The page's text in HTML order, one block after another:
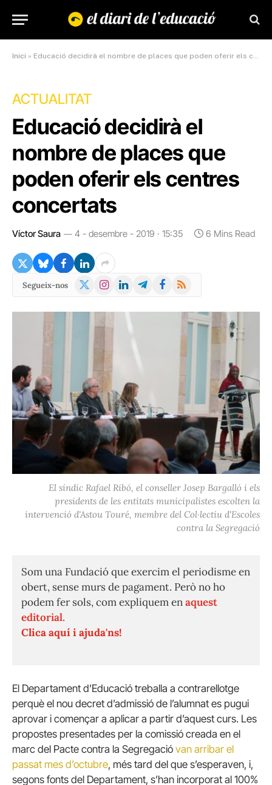
Inici » Educació decidirà el nombre de places que poden oferir els centres concertats
ACTUALITAT
Educació decidirà el
nombre de places que
poden oferir els centres
concertats
Víctor Saura 4 - desembre - 2019 · 15:35 6 Mins Read
Segueix-nos
X
Instagram
LinkedInTelegramFacebook
RSS
El síndic Rafael Ribó, el conseller Josep Bargalló i els
presidents de les entitats municipalistes escolten la
intervenció d'Astou Touré, membre del Col·lectiu d'Escoles
contra la Segregació
Som una Fundació que exercim el periodisme en
obert, sense murs de pagament. Però no ho
podem fer sols, com expliquem enaquest
editorial.
Clica aquí i ajuda'ns!
El Departament d’Educació treballa a contrarellotge
perquè el nou decret d’admissió de l’alumnat es pugui
aprovar i començar a aplicar a partir d’aquest curs. Les
propostes presentades per la comissió creada en el
marc del Pacte contra la Segregació van arribar el
passat mes d’octubre, més tard del que s’esperaven, i,
segons fonts del Departament, s’han incorporat al 100%